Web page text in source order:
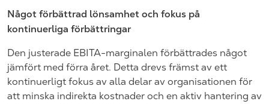
Något förbättrad lönsamhet och fokus på
kontinuerliga förbättringar
Den justerade EBITA-marginalen förbättrades något
jämfört med förra året. Detta drevs främst av ett
kontinuerligt fokus av alla delar av organisationen för
att minska indirekta kostnader och en aktiv hantering av